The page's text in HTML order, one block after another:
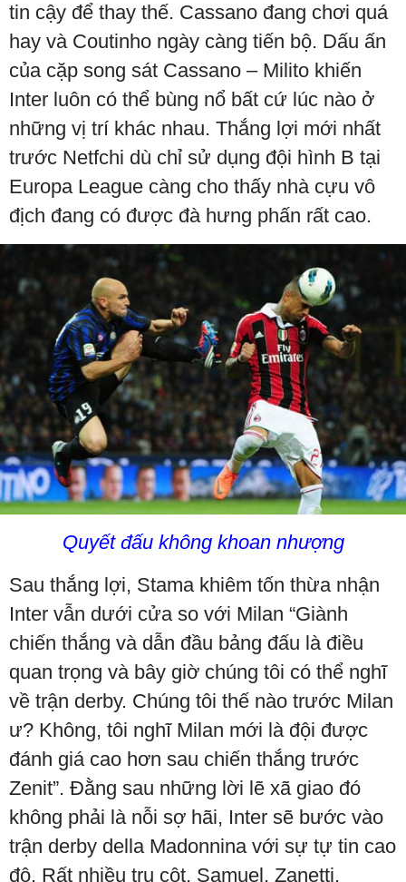
tin cậy để thay thế. Cassano đang chơi quá
hay và Coutinho ngày càng tiến bộ. Dấu ấn
của cặp song sát Cassano – Milito khiến
Inter luôn có thể bùng nổ bất cứ lúc nào ở
những vị trí khác nhau. Thắng lợi mới nhất
trước Netfchi dù chỉ sử dụng đội hình B tại
Europa League càng cho thấy nhà cựu vô
địch đang có được đà hưng phấn rất cao.
Quyết đấu không khoan nhượng
Sau thắng lợi, Stama khiêm tốn thừa nhận
Inter vẫn dưới cửa so với Milan “Giành
chiến thắng và dẫn đầu bảng đấu là điều
quan trọng và bây giờ chúng tôi có thể nghĩ
về trận derby. Chúng tôi thế nào trước Milan
ư? Không, tôi nghĩ Milan mới là đội được
đánh giá cao hơn sau chiến thắng trước
Zenit”. Đằng sau những lời lẽ xã giao đó
không phải là nỗi sợ hãi, Inter sẽ bước vào
trận derby della Madonnina với sự tự tin cao
độ. Rất nhiều trụ cột, Samuel, Zanetti,